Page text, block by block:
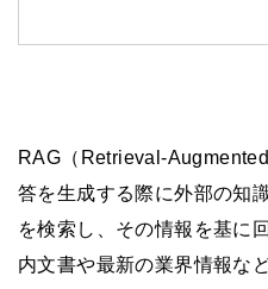
RAG（Retrieval-
答を生成する際に外部の知
を検索し、その情報を基に
内文書や最新の業界情報な